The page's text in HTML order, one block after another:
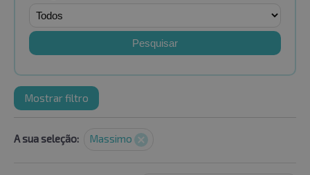
Pesquisar
Mostrar filtro
A sua seleção: Massimo